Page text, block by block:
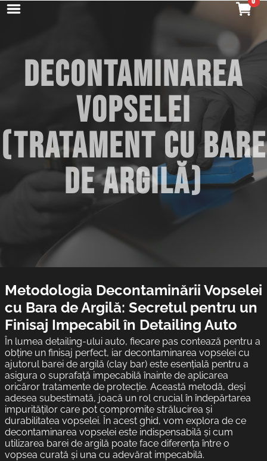
DECONTAMINAREA
VOPSELEI
(TRATAMENT CU BARE
DE ARGILĂ)
Metodologia Decontaminării Vopselei
cu Bara de Argilă: Secretul pentru un
Finisaj Impecabil în Detailing Auto
În lumea detailing-ului auto, fiecare pas contează pentru a
obține un finisaj perfect, iar decontaminarea vopselei cu
ajutorul barei de argilă (clay bar) este esențială pentru a
asigura o suprafață impecabilă înainte de aplicarea
oricăror tratamente de protecție. Această metodă, deși
adesea subestimată, joacă un rol crucial în îndepărtarea
impurităților care pot compromite strălucirea și
durabilitatea vopselei. În acest ghid, vom explora de ce
decontaminarea vopselei este indispensabilă și cum
utilizarea barei de argilă poate face diferența între o
vopsea curată și una cu adevărat impecabilă.